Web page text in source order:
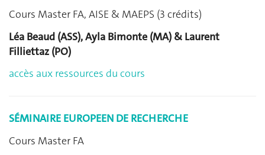
Cours Master FA, AISE & MAEPS (3 crédits)
Léa Beaud (ASS), Ayla Bimonte (MA) & Laurent
Filliettaz (PO)
accès aux ressources du cours
SÉMINAIRE EUROPEEN DE RECHERCHE
Cours Master FA